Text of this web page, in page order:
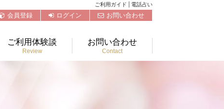
ご利用ガイド | 電話占い
会員登録 ログイン お問い合わせ
ご利用体験談
Review
お問い合わせ
Contact